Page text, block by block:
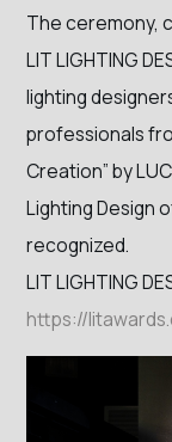
The ceremony,
LIT LIGHTING
lighting
professionals
Creation” by
Lighting Design
recognized.
LIT LIGHTING
https://